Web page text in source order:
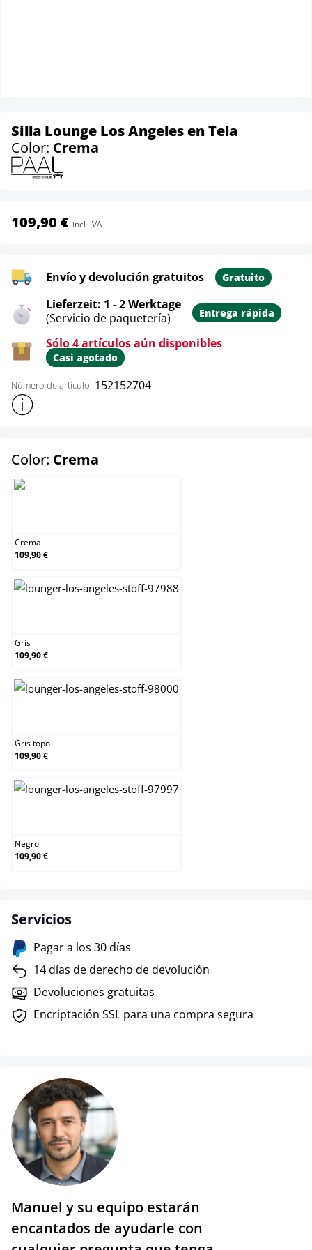
Silla Lounge Los Angeles en Tela
Color: Crema
109,90 € incl. IVA
Envío y devolución gratuitos Gratuito
Lieferzeit: 1 - 2 Werktage
(Servicio de paquetería)
Entrega rápida
Sólo 4 artículos aún disponibles
Casi agotado
Número de artículo: 152152704
Mostrar más información sobre el producto
Color: Crema
Crema
109,90 €
Gris
109,90 €
Gris topo
109,90 €
Negro
109,90 €
Servicios
Pagar a los 30 días
14 días de derecho de devolución
Devoluciones gratuitas
Encriptación SSL para una compra segura
Manuel y su equipo estarán
encantados de ayudarle con